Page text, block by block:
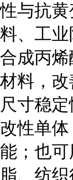
性与抗
料、工
合成丙
材料，
尺寸稳
改性单
能；也
脂、纺